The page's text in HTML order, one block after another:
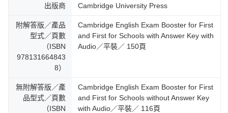
出版商 Cambridge University Press
附解答版／產品
型式／頁數
（ISBN
978131664843
8）
Cambridge English Exam Booster for First
and First for Schools with Answer Key with
Audio／平裝／ 150頁
無附解答版／產
品型式／頁數
（ISBN
Cambridge English Exam Booster for First
and First for Schools without Answer Key
with Audio／平裝／ 116頁